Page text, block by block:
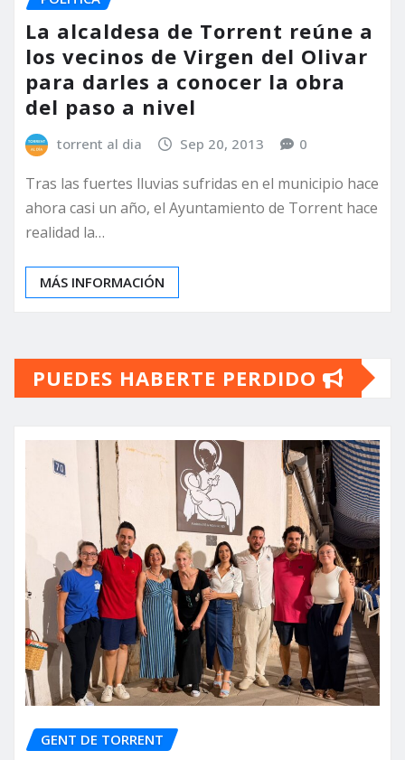
La alcaldesa de Torrent reúne a
los vecinos de Virgen del Olivar
para darles a conocer la obra
del paso a nivel
torrent al dia Sep 20, 2013 0
Tras las fuertes lluvias sufridas en el municipio hace
ahora casi un año, el Ayuntamiento de Torrent hace
realidad la…
MÁS INFORMACIÓN
PUEDES HABERTE PERDIDO
GENT DE TORRENT